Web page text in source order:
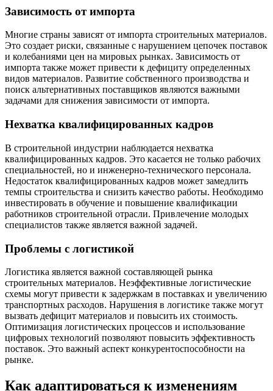
Зависимость от импорта
Многие страны зависят от импорта строительных материалов.
Это создает риски, связанные с нарушением цепочек поставок
и колебаниями цен на мировых рынках. Зависимость от
импорта также может привести к дефициту определенных
видов материалов. Развитие собственного производства и
поиск альтернативных поставщиков являются важными
задачами для снижения зависимости от импорта.
Нехватка квалифицированных кадров
В строительной индустрии наблюдается нехватка
квалифицированных кадров. Это касается не только рабочих
специальностей, но и инженерно-технического персонала.
Недостаток квалифицированных кадров может замедлить
темпы строительства и снизить качество работы. Необходимо
инвестировать в обучение и повышение квалификации
работников строительной отрасли. Привлечение молодых
специалистов также является важной задачей.
Проблемы с логистикой
Логистика является важной составляющей рынка
строительных материалов. Неэффективные логистические
схемы могут привести к задержкам в поставках и увеличению
транспортных расходов. Нарушения в логистике также могут
вызвать дефицит материалов и повысить их стоимость.
Оптимизация логистических процессов и использование
цифровых технологий позволяют повысить эффективность
поставок. Это важный аспект конкурентоспособности на
рынке.
Как адаптироваться к изменениям